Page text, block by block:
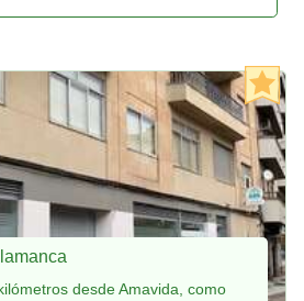
desde Amavida, como